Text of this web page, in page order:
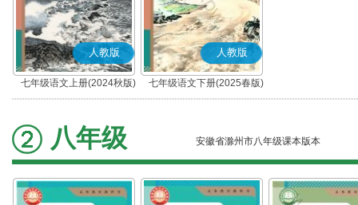
人教版
七年级语文上册(2024秋版)
(部编版)
人教版
七年级语文下册(2025春版)
(部编版)
八年级 安徽省滁州市八年级课本版本